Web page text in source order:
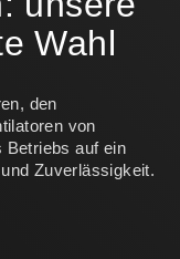
Wahl
den
von
Betriebs auf ein
Zuverlässigkeit.